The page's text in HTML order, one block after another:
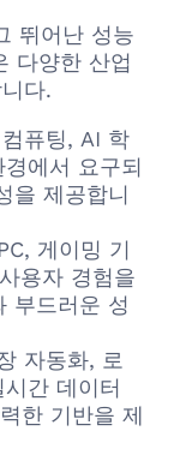
뛰어난 성능
다양한 산업
다.
퓨팅, AI 학
에서 요구되
을 제공합니
게이밍 기
용자 경험을
부드러운 성
자동화, 로
간 데이터
한 기반을 제